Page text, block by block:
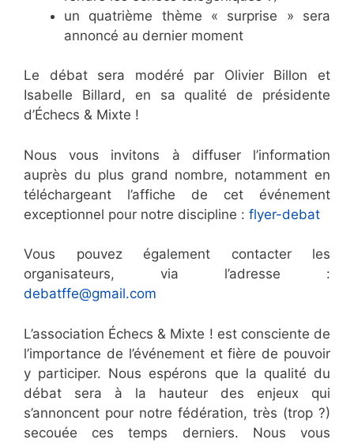
un quatrième thème « surprise » sera
annoncé au dernier moment
Le débat sera modéré par Olivier Billon et
Isabelle Billard, en sa qualité de présidente
d’Échecs & Mixte !
Nous vous invitons à diffuser l’information
auprès du plus grand nombre, notamment en
téléchargeant l’affiche de cet événement
exceptionnel pour notre discipline : flyer-debat
Vous pouvez également contacter les
organisateurs, via l’adresse :
debatffe@gmail.com
L’association Échecs & Mixte ! est consciente de
l’importance de l’événement et fière de pouvoir
y participer. Nous espérons que la qualité du
débat sera à la hauteur des enjeux qui
s’annoncent pour notre fédération, très (trop ?)
secouée ces temps derniers. Nous vous